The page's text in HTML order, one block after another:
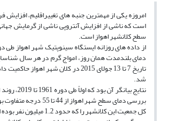
امروزه یکی از مهمترین جنبه های تغییراقلیم،
است که ناشی از افزایش آنتروپی ناشی از گرمایش
سطح کلانشهر اهواز است.
دمای بلندمدت همان روز، امواج گرم در هر سال
تاریخ 7 تا 13 جولای 2015 در
شد.
بررسی دمای سطح
کل جمعیت این کلانشهر را که حدود 1.2 میلیون نفر بوده است، تحت تاثیر قرار دهد.